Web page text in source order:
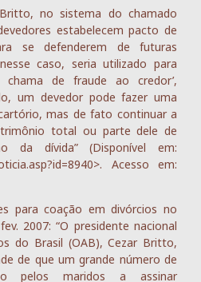
no sistema do chamado
estabelecem pacto de
se defenderem de futuras
caso, seria utilizado para
de fraude ao credor’,
um devedor pode fazer uma
cartório, mas de fato continuar a
total ou parte dele de
da dívida” (Disponível em:
Acesso em:
para coação em divórcios no
2007: “O presidente nacional
do Brasil (OAB), Cezar Britto,
de que um grande número de
pelos maridos a assinar